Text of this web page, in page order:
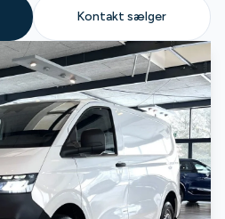
Kontakt sælger